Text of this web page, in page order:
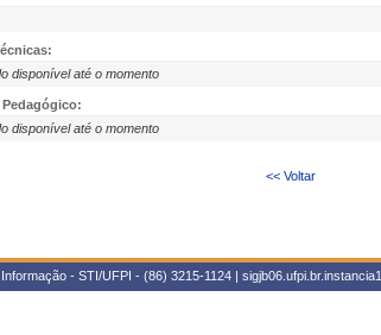
disponível até o momento
disponível até o momento
<< Voltar
- STI/UFPI - (86) 3215-1124 | sigjb06.ufpi.br.instancia1